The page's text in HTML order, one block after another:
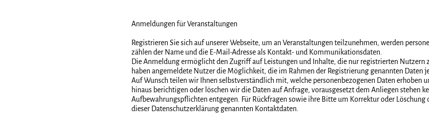
Anmeldungen für Veranstaltungen
Registrieren Sie sich auf unserer Webseite, um an Veranstaltungen teilzunehmen, werden
zählen der Name und die E-Mail-Adresse als Kontakt- und Kommunikationsdaten.
Die Anmeldung ermöglicht den Zugriff auf Leistungen und Inhalte, die nur registrierten Nutzern
haben angemeldete Nutzer die Möglichkeit, die im Rahmen der Registrierung genannten Daten
Auf Wunsch teilen wir Ihnen selbstverständlich mit, welche personenbezogenen Daten erhoben
hinaus berichtigen oder löschen wir die Daten auf Anfrage, vorausgesetzt dem Anliegen stehen
Aufbewahrungspflichten entgegen. Für Rückfragen sowie ihre Bitte um Korrektur oder Löschung
dieser Datenschutzerklärung genannten Kontaktdaten.